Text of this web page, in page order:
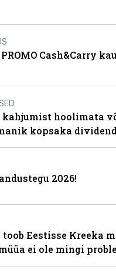
Cash&Carry
hoolimata
kopsaka
2026!
Eestisse Kreeka
ei ole mingi